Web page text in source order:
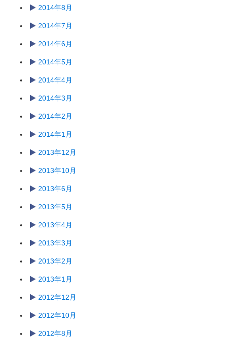
2014年8月
2014年7月
2014年6月
2014年5月
2014年4月
2014年3月
2014年2月
2014年1月
2013年12月
2013年10月
2013年6月
2013年5月
2013年4月
2013年3月
2013年2月
2013年1月
2012年12月
2012年10月
2012年8月